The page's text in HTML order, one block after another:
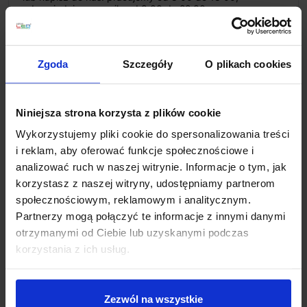
Zgoda Szczegóły O plikach cookies
Niniejsza strona korzysta z plików cookie
Wykorzystujemy pliki cookie do spersonalizowania treści
i reklam, aby oferować funkcje społecznościowe i
analizować ruch w naszej witrynie. Informacje o tym, jak
korzystasz z naszej witryny, udostępniamy partnerom
społecznościowym, reklamowym i analitycznym.
Partnerzy mogą połączyć te informacje z innymi danymi
otrzymanymi od Ciebie lub uzyskanymi podczas
korzystania z ich usług.
Zezwól na wszystkie
odpowiedzi na e-maile od 8:00 do 22:00.
phone
Metody płatności
Koszt dostawy
Zapytaj o produkt
Opis
LEDS-C4 Basic Aluminium 15-9835-14/34/Z5